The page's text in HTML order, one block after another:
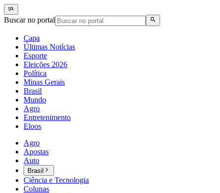
Buscar no portal
Capa
Últimas Notícias
Esporte
Eleições 2026
Política
Minas Gerais
Brasil
Mundo
Agro
Entretenimento
Eloos
Agro
Apostas
Auto
Brasil
Ciência e Tecnologia
Colunas